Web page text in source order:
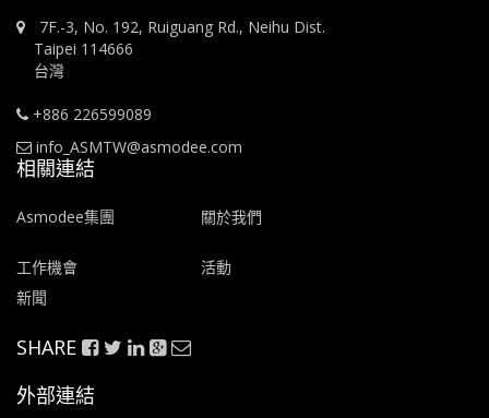
7F.-3, No. 192, Ruiguang Rd., Neihu Dist.
Taipei 114666
台灣
+886 226599089
info_ASMTW@asmodee.com
相關連結
Asmodee集團 關於我們
工作機會
活動
新聞
SHARE
外部連結